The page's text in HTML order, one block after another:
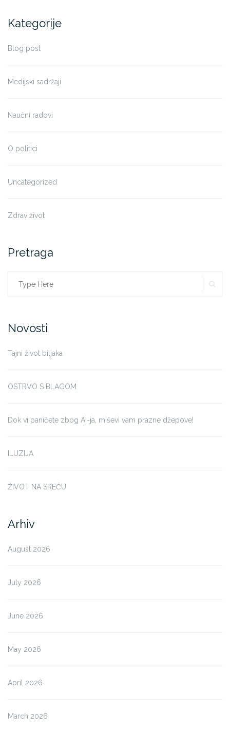
Kategorije
Blog post
Medijski sadržaji
Naučni radovi
O politici
Uncategorized
Zdrav život
Pretraga
Search
Novosti
Tajni život biljaka
OSTRVO S BLAGOM
Dok vi paničete zbog AI-ja, miševi vam prazne džepove!
ILUZIJA
ŽIVOT NA SREĆU
Arhiv
August 2026
July 2026
June 2026
May 2026
April 2026
March 2026